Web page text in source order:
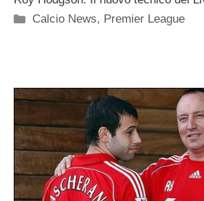
Categorie
Calcio News, Premier League